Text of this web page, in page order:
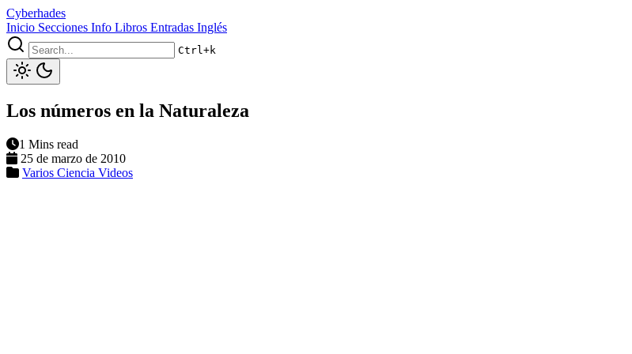
Cyberhades
Inicio Secciones Info Libros Entradas Inglés
Ctrl+k
Los números en la Naturaleza
1 Mins read
25 de marzo de 2010
Varios Ciencia Videos